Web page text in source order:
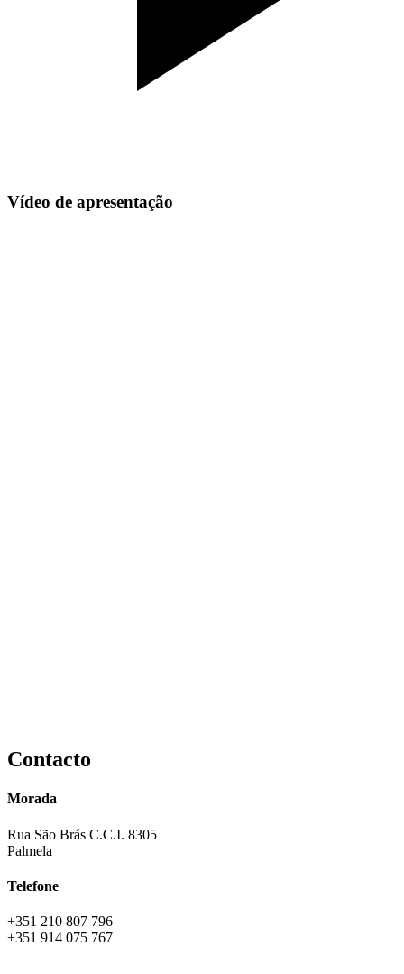
Vídeo de apresentação
Contacto
Morada
Rua São Brás C.C.I. 8305
Palmela
Telefone
+351 210 807 796
+351 914 075 767